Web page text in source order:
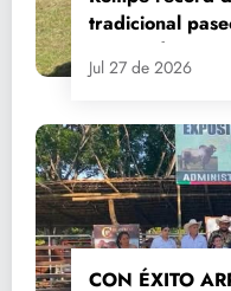
tradicional
Fiestas de
Jul 27 de 2026
CON ÉXITO